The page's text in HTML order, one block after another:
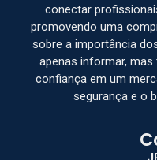
conectar
promovendo uma
sobre a importância
apenas informar,
confiança em um
segurança e o